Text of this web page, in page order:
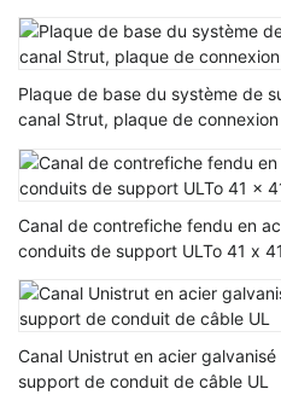
Plaque de base du système de
canal Strut, plaque de
Canal de contrefiche fendu en
conduits de support ULTo 41 x
Canal Unistrut en acier
support de conduit de câble UL